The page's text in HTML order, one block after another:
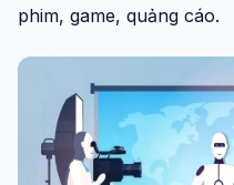
phim, game, quảng cáo.